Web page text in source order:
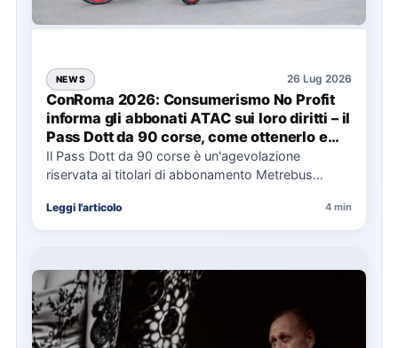
NEWS 26 Lug 2026
ConRoma 2026: Consumerismo No Profit
informa gli abbonati ATAC sui loro diritti – il
Pass Dott da 90 corse, come ottenerlo e
cosa spetta in caso di disservizi
Il Pass Dott da 90 corse è un'agevolazione
riservata ai titolari di abbonamento Metrebus
Leggi l'articolo 4 min